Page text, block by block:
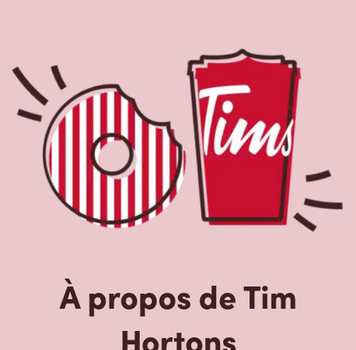
À propos de Tim
Hortons